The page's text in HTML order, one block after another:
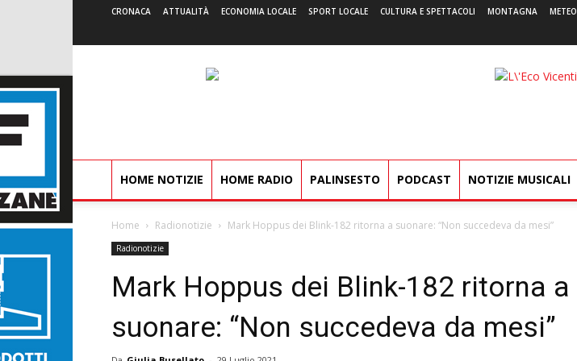
CRONACA ATTUALITÀ ECONOMIA LOCALE SPORT LOCALE CULTURA E SPETTACOLI MONTAGNA METEO
L'Eco
HOME NOTIZIE HOME RADIO PALINSESTO PODCAST NOTIZIE MUSICALI
Home Radionotizie Mark Hoppus dei Blink-182 ritorna a suonare: “Non succedeva da mesi”
Radionotizie
Mark Hoppus dei Blink-182 ritorna a
suonare: “Non succedeva da mesi”